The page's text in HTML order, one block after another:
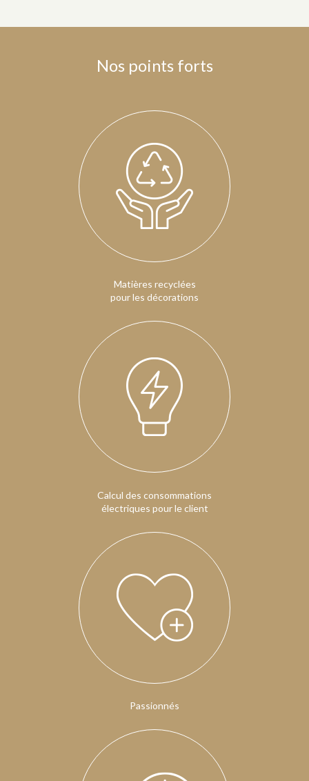
Nos points forts
Matières recyclées
pour les décorations
Calcul des consommations
électriques pour le client
Passionnés